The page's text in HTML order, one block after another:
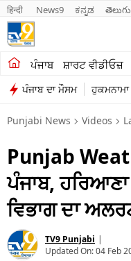
हिन्दी News9 ಕನ್ನಡ తెలుగు
ਪੰਜਾਬ ਸ਼ਾਰਟ ਵੀਡੀਓਜ਼
ਪੰਜਾਬ ਦਾ ਮੌਸਮ
ਖੇਤੀਬਾੜੀ
ਸ਼ਾਰਟ ਵੀਡੀਓਜ਼
ਕਾਰੋਬਾਰ
ਕਰਿਅਰ
ਮਨੋਰੰਜਨ
ਦੇਸ਼
ਲਾਈਫ ਸਟਾਈਲ
Punjabi News Videos
Punjab
ਪੰਜਾਬ,
ਵਿਭਾਗ ਦਾ
TV9 Punjabi |
Updated On:04 Feb